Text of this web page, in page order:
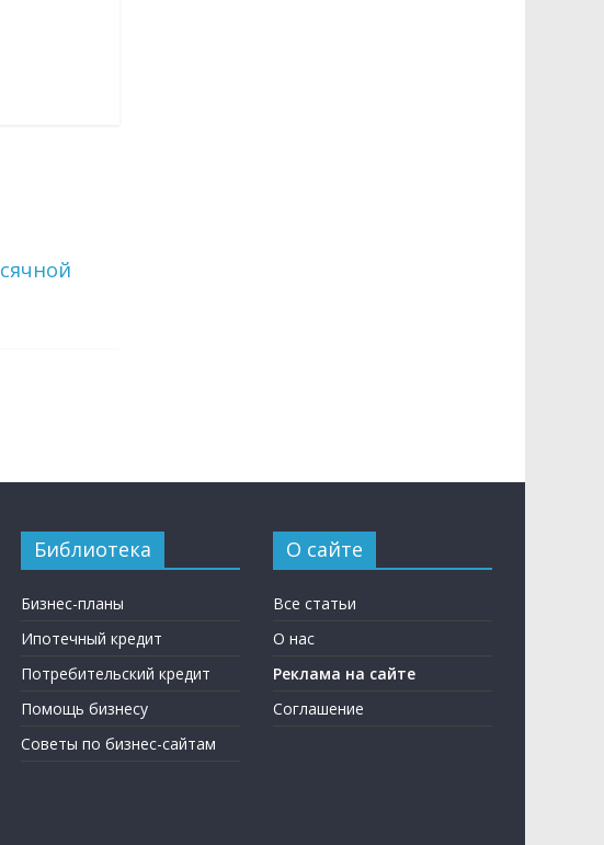
Библиотека
Бизнес-планы
Ипотечный кредит
Потребительский кредит
Помощь бизнесу
Советы по бизнес-сайтам
О сайте
Все статьи
О нас
Реклама на сайте
Соглашение